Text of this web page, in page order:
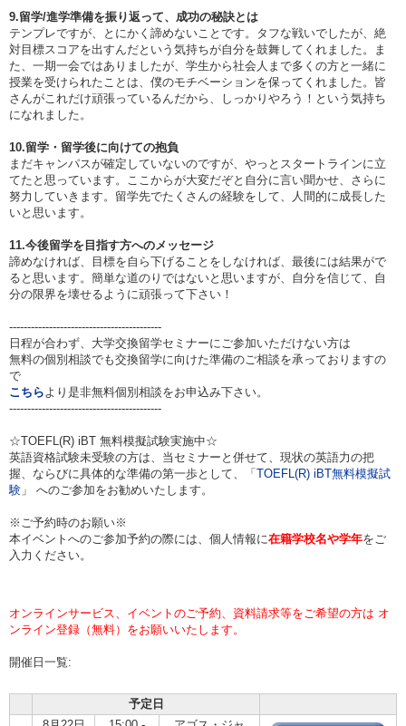
9.留学/進学準備を振り返って、成功の秘訣とは
テンプレですが、とにかく諦めないことです。タフな戦いでしたが、絶
対目標スコアを出すんだという気持ちが自分を鼓舞してくれました。ま
た、一期一会ではありましたが、学生から社会人まで多くの方と一緒に
授業を受けられたことは、僕のモチベーションを保ってくれました。皆
さんがこれだけ頑張っているんだから、しっかりやろう！という気持ち
になれました。
10.留学・留学後に向けての抱負
まだキャンパスが確定していないのですが、やっとスタートラインに立
てたと思っています。ここからが大変だぞと自分に言い聞かせ、さらに
努力していきます。留学先でたくさんの経験をして、人間的に成長した
いと思います。
11.今後留学を目指す方へのメッセージ
諦めなければ、目標を自ら下げることをしなければ、最後には結果がで
ると思います。簡単な道のりではないと思いますが、自分を信じて、自
分の限界を壊せるように頑張って下さい！
------------------------------------------
日程が合わず、大学交換留学セミナーにご参加いただけない方は
無料の個別相談でも交換留学に向けた準備のご相談を承っておりますの
で
こちらより是非無料個別相談をお申込み下さい。
------------------------------------------
☆TOEFL(R) iBT 無料模擬試験実施中☆
英語資格試験未受験の方は、当セミナーと併せて、現状の英語力の把
握、ならびに具体的な準備の第一歩として、「 TOEFL(R) iBT無料模擬試
験 」 へのご参加をお勧めいたします。
※ご予約時のお願い※
本イベントへのご参加予約の際には、個人情報に在籍学校名や学年をご
入力ください。
オンラインサービス、イベントのご予約、資料請求等をご希望の方は オ
ンライン登録（無料）をお願いいたします。
開催日一覧:
予定日